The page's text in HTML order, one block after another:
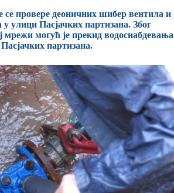
се провере деоничних шибер вентила и
улици Пасјачких партизана. Због
мрежи могућ је прекид водоснабдевања
партизана.